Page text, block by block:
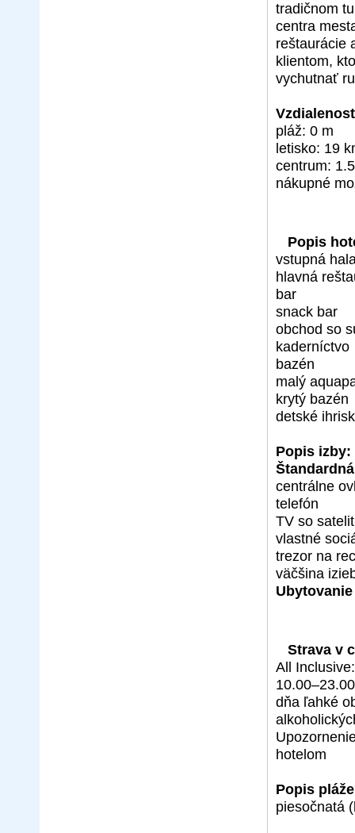
tradičnom
centra
reštaurácie
klientom,
vychutnať
pláž: 0 m
letisko: 19
centrum:
nákupné
Popis
vstupná
hlavná
bar
snack bar
obchod so
kaderníctvo
bazén
malý
krytý bazén
detské
Popis izby:
centrálne
telefón
TV so
vlastné
trezor na
väčšina
Strava v
All Inclusive:
dňa ľahké
hotelom
Popis
piesočnatá